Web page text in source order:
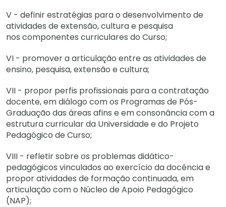
V - definir estratégias para o desenvolvimento de
atividades de extensão, cultura e pesquisa
nos componentes curriculares do Curso;
VI - promover a articulação entre as atividades de
ensino, pesquisa, extensão e cultura;
VII - propor perfis profissionais para a contratação
docente, em diálogo com os Programas de Pós-
Graduação das áreas afins e em consonância com a
estrutura curricular da Universidade e do Projeto
Pedagógico de Curso;
VIII - refletir sobre os problemas didático-
pedagógicos vinculados ao exercício da docência e
propor atividades de formação continuada, em
articulação com o Núcleo de Apoio Pedagógico
(NAP);